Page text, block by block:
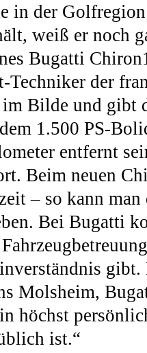
in der
weiß er noch
Bugatti
Techniker der
Bilde und gibt
1.500 PS-
entfernt
Beim neuen
– so kann
Bei Bugatti
Molsheim,
höchst
ist.“